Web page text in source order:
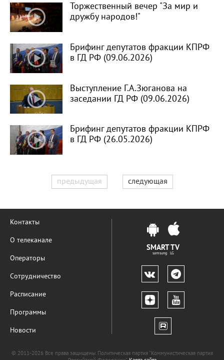
Торжественный вечер "За мир и
дружбу народов!"
Брифинг депутатов фракции КПРФ
в ГД РФ (09.06.2026)
Выступление Г.А.Зюганова на
заседании ГД РФ (09.06.2026)
Брифинг депутатов фракции КПРФ
в ГД РФ (26.05.2026)
предыдущая следующая
Контакты
О телеканале
Операторы
Сотрудничество
Расписание
Программы
Новости
SMART TV
samsung LG
© 2011-2026 Все права защищены. Политическая партия "Коммунистическая партия